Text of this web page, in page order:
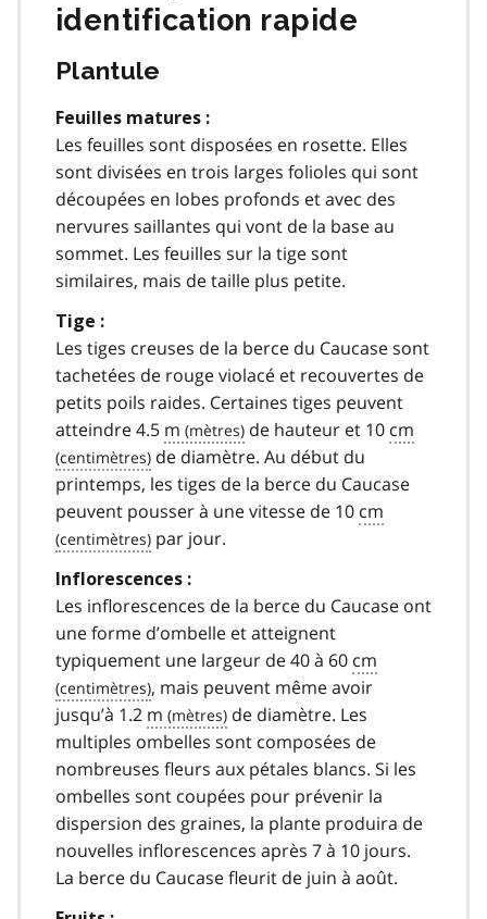
identification rapide
Plantule
Feuilles matures :
Les feuilles sont disposées en rosette. Elles
sont divisées en trois larges folioles qui sont
découpées en lobes profonds et avec des
nervures saillantes qui vont de la base au
sommet. Les feuilles sur la tige sont
similaires, mais de taille plus petite.
Tige :
Les tiges creuses de la berce du Caucase sont
tachetées de rouge violacé et recouvertes de
petits poils raides. Certaines tiges peuvent
atteindre 4.5 m de hauteur et 10 cm
de diamètre. Au début du
printemps, les tiges de la berce du Caucase
peuvent pousser à une vitesse de 10 cm
par jour.
Inflorescences :
Les inflorescences de la berce du Caucase ont
une forme d’ombelle et atteignent
typiquement une largeur de 40 à 60 cm
, mais peuvent même avoir
jusqu’à 1.2 m
de diamètre. Les
multiples ombelles sont composées de
nombreuses fleurs aux pétales blancs. Si les
ombelles sont coupées pour prévenir la
dispersion des graines, la plante produira de
nouvelles inflorescences après 7 à 10 jours.
La berce du Caucase fleurit de juin à août.